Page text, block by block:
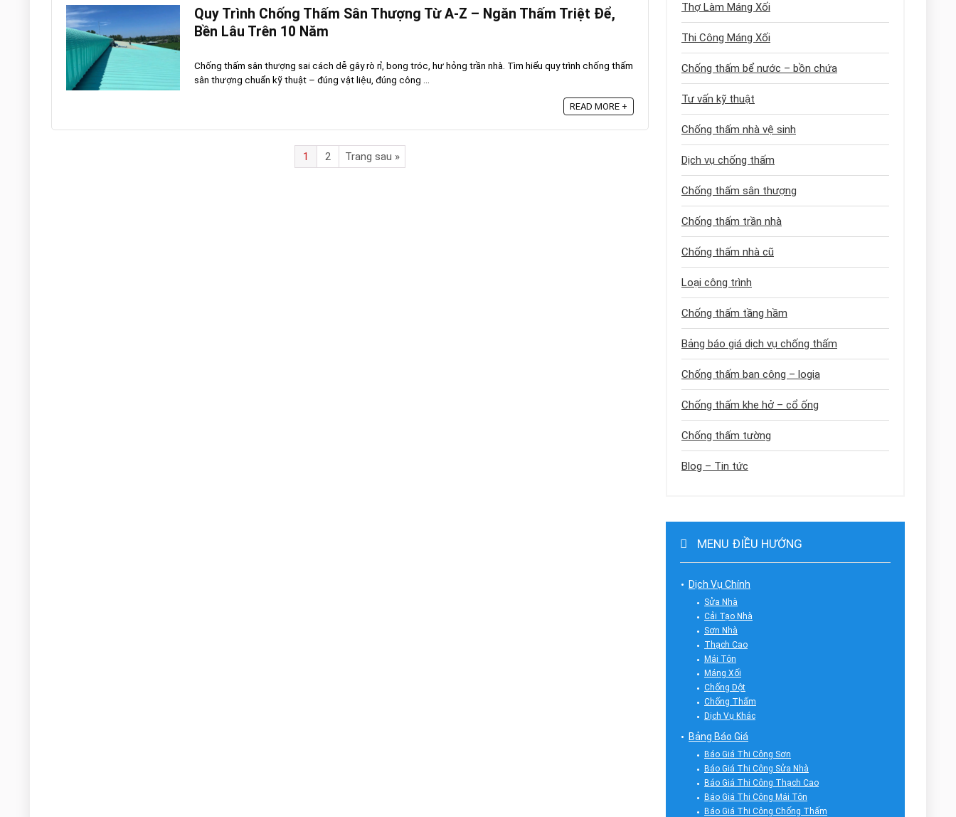
Quy Trình Chống Thấm Sân Thượng Từ A-Z – Ngăn Thấm Triệt Để,
Bền Lâu Trên 10 Năm
Chống thấm sân thượng sai cách dễ gây rò rỉ, bong tróc, hư hỏng trần nhà. Tìm hiểu quy trình chống thấm
sân thượng chuẩn kỹ thuật – đúng vật liệu, đúng công ...
READ MORE +
1 2 Trang sau »
Thợ Làm Máng Xối
Thi Công Máng Xối
Chống thấm bể nước – bồn chứa
Tư vấn kỹ thuật
Chống thấm nhà vệ sinh
Dịch vụ chống thấm
Chống thấm sân thượng
Chống thấm trần nhà
Chống thấm nhà cũ
Loại công trình
Chống thấm tầng hầm
Bảng báo giá dịch vụ chống thấm
Chống thấm ban công – logia
Chống thấm khe hở – cổ ống
Chống thấm tường
Blog – Tin tức
MENU ĐIỀU HƯỚNG
Dịch Vụ Chính
Sửa Nhà
Cải Tạo Nhà
Sơn Nhà
Thạch Cao
Mái Tôn
Máng Xối
Chống Dột
Chống Thấm
Dịch Vụ Khác
Bảng Báo Giá
Báo Giá Thi Công Sơn
Báo Giá Thi Công Sửa Nhà
Báo Giá Thi Công Thạch Cao
Báo Giá Thi Công Mái Tôn
Báo Giá Thi Công Chống Thấm